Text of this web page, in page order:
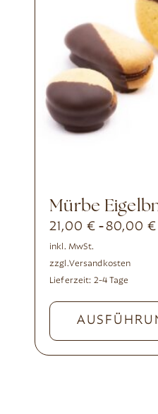
Mürbe
21,00 € -80,00€
inkl. MwSt.
zzgl.Versandkosten
Lieferzeit: 2-4 Tage